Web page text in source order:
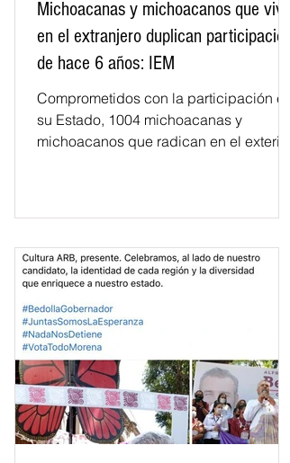
Michoacanas y michoacanos que viven
en el extranjero duplican participación
de hace 6 años: IEM
Comprometidos con la participación en
su Estado, 1004 michoacanas y
michoacanos que radican en el exterior,